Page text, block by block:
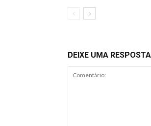
DEIXE UMA RESPOSTA